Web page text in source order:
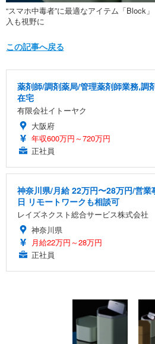
“スマホ中毒者”に最適なアイテム「Block
入も視野に
この記事へ戻る
薬剤師/調剤薬局/管理薬剤師業務,調
在宅
有限会社イトーヤク
大阪府
年収600万円～720万円
正社員
神奈川県/月給 22万円〜28万円/営
日 リモートワークも相談可
レイズネクスト総合サービス株式会社
神奈川県
月給22万円～28万円
正社員